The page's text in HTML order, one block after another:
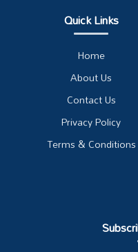
Quick Links
Home
About Us
Contact Us
Privacy Policy
Terms & Conditions